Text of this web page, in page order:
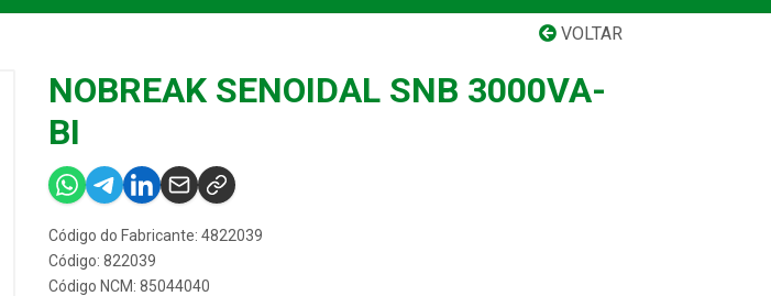
VOLTAR
NOBREAK SENOIDAL SNB 3000VA-
BI
Código do Fabricante: 4822039
Código: 822039
Código NCM: 85044040